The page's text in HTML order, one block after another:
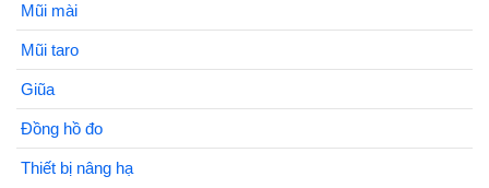
Mũi mài
Mũi taro
Giũa
Đồng hồ đo
Thiết bị nâng hạ